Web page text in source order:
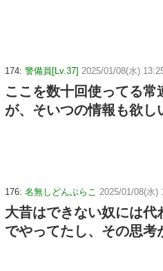
174: 警備員[Lv.37] 2025/01/08(水)
ここを数十回使ってる常
が、そいつの情報も欲し
176: 名無しどんぶらこ 2025/01/08(水)
大昔はできない奴には代
でやってたし、その思考